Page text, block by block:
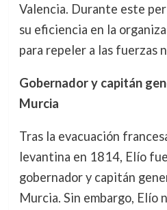
Valencia. Durante este
su eficiencia en la
para repeler a las fuerzas
Gobernador y capitán
Murcia
Tras la evacuación
levantina en 1814, Elío
gobernador y capitán
Murcia. Sin embargo, Elío